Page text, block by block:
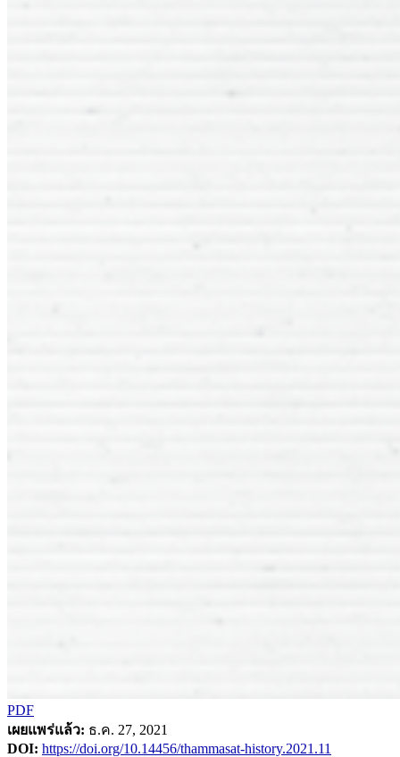
PDF
เผยแพร่แล้ว: ธ.ค. 27, 2021
DOI: https://doi.org/10.14456/thammasat-history.2021.11